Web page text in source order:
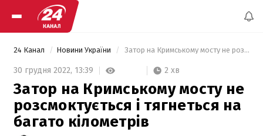
24 Канал Новини України Затор на Кримському мосту не розсмоктується і тягнеться на багато кілометрів
30 грудня 2022, 13:39 2 хв
Затор на Кримському мосту не
розсмоктується і тягнеться на
багато кілометрів